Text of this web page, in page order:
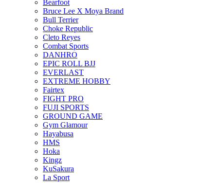
Bearfoot
Bruce Lee X Moya Brand
Bull Terrier
Choke Republic
Cleto Reyes
Combat Sports
DANHRO
EPIC ROLL BJJ
EVERLAST
EXTREME HOBBY
Fairtex
FIGHT PRO
FUJI SPORTS
GROUND GAME
Gym Glamour
Hayabusa
HMS
Hoka
Kingz
KuSakura
La Sport